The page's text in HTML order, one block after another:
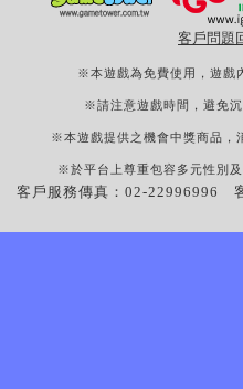
客戶問題
※本遊戲為免費使用，遊戲
※請注意遊戲時間，避免
※本遊戲提供之機會中獎商品，
※於平台上尊重包容多元性別
客戶服務傳真：02-22996996